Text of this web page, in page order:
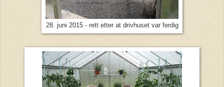
28. juni 2015 - rett etter at drivhuset var ferdig